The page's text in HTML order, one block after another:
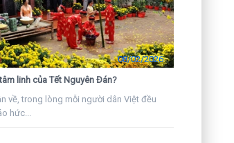
linh của Tết Nguyên Đán?
08/02/2026
về, trong lòng mỗi người dân Việt đều
hức...